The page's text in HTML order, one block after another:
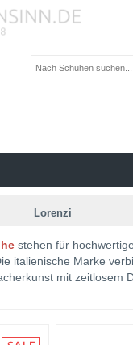
Lorenzi
stehen für
italienische Marke
mit zeitlosem